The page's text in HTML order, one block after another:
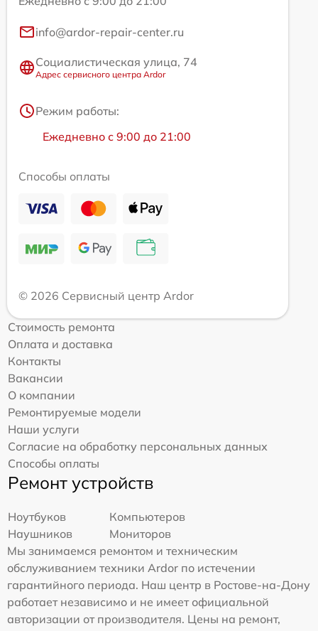
info@ardor-repair-center.ru
Социалистическая улица, 74
Адрес сервисного центра Ardor
Режим работы:
Ежедневно с 9:00 до 21:00
Способы оплаты
© 2026 Сервисный центр Ardor
Стоимость ремонта
Оплата и доставка
Контакты
Вакансии
О компании
Ремонтируемые модели
Наши услуги
Согласие на обработку персональных данных
Способы оплаты
Ремонт устройств
Ноутбуков
Компьютеров
Наушников
Мониторов
Мы занимаемся ремонтом и техническим
обслуживанием техники Ardor по истечении
гарантийного периода. Наш центр в Ростове-на-Дону
работает независимо и не имеет официальной
авторизации от производителя. Цены на ремонт,